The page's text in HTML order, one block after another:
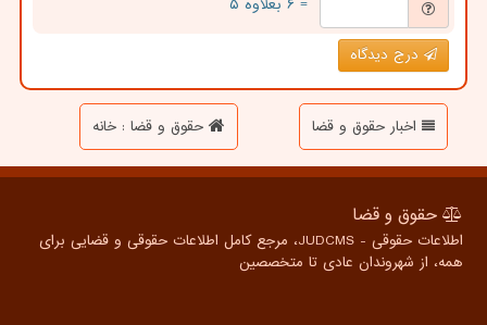
= ۶ بعلاوه ۵
درج دیدگاه
اخبار حقوق و قضا حقوق و قضا : خانه
حقوق و قضا
اطلاعات حقوقی - JUDCMS، مرجع کامل اطلاعات حقوقی و قضایی برای
همه، از شهروندان عادی تا متخصصین